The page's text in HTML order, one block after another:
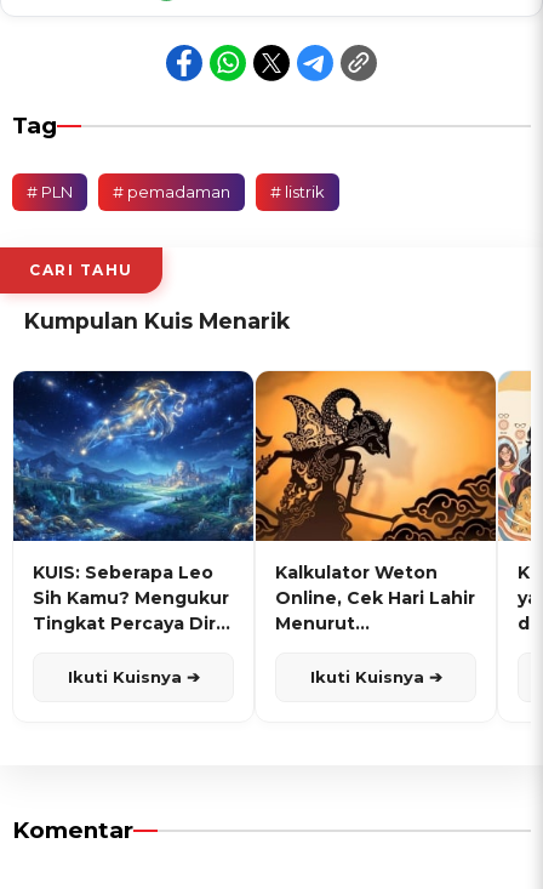
Tag
# PLN # pemadaman # listrik
CARI TAHU
Kumpulan Kuis Menarik
KUIS: Seberapa Leo
Sih Kamu? Mengukur
Tingkat Percaya Diri
Ikuti Kuisnya ➔
Kalkulator Weton
Online, Cek Hari Lahir
Menurut
Ikuti Kuisnya ➔
Komentar